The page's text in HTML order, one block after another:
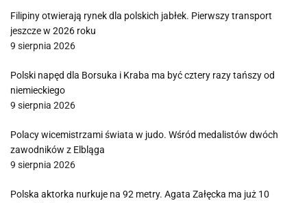
Filipiny otwierają rynek dla polskich jabłek. Pierwszy transport
jeszcze w 2026 roku
9 sierpnia 2026
Polski napęd dla Borsuka i Kraba ma być cztery razy tańszy od
niemieckiego
9 sierpnia 2026
Polacy wicemistrzami świata w judo. Wśród medalistów dwóch
zawodników z Elbląga
9 sierpnia 2026
Polska aktorka nurkuje na 92 metry. Agata Załęcka ma już 10